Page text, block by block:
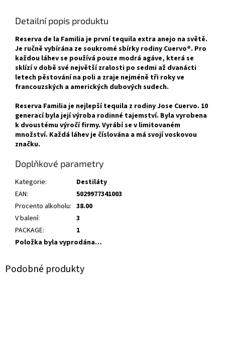
Detailní popis produktu
Reserva de la Familia je první tequila extra anejo na světě.
Je ručně vybírána ze soukromé sbírky rodiny Cuervo®. Pro
každou láhev se používá pouze modrá agáve, která se
sklízí v době své největší zralosti po sedmi až dvanácti
letech pěstování na poli a zraje nejméně tři roky ve
francouzských a amerických dubových sudech.
Reserva Familia je nejlepší tequila z rodiny Jose Cuervo. 10
generací byla její výroba rodinné tajemství. Byla vyrobena
k dvoustému výročí firmy. Vyrábí se v limitovaném
množství. Každá láhev je číslována a má svojí voskovou
značku.
Doplňkové parametry
Kategorie:
Destiláty
EAN:
5029977341003
Procento alkoholu: 38.00
V balení:
3
PACKAGE:
1
Položka byla vyprodána…